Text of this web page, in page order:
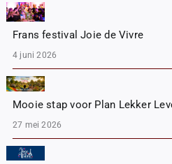
Frans festival Joie de Vivre
4 juni 2026
Mooie stap voor Plan Lekker
27 mei 2026